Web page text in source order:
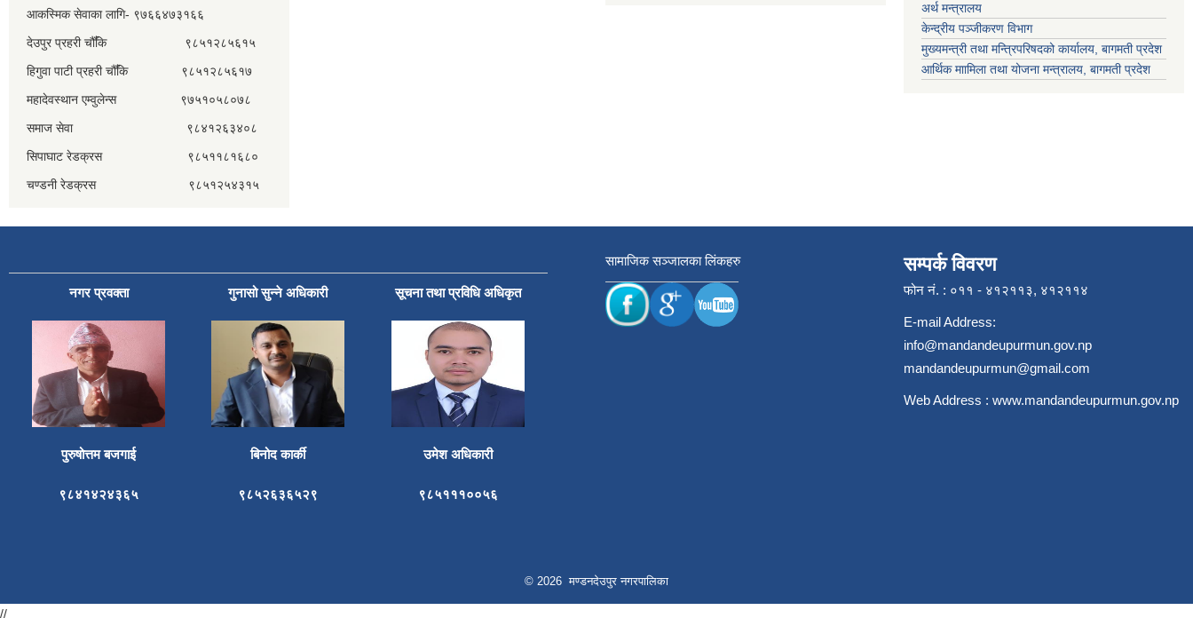
आकस्मिक सेवाका लागि- ९७६६४७३१६६
देउपुर प्रहरी चौँकि ९८५१२८५६१५
हिगुवा पाटी प्रहरी चौँकि ९८५१२८५६१७
महादेवस्थान एम्वुलेन्स ९७५१०५८०७८
समाज सेवा ९८४१२६३४०८
सिपाघाट रेडक्रस ९८५११८१६८०
चण्डनी रेडक्रस ९८५१२५४३१५
अर्थ मन्त्रालय
केन्द्रीय पञ्जीकरण विभाग
मुख्यमन्त्री तथा मन्त्रिपरिषदको कार्यालय, बागमती प्रदेश
आर्थिक माामिला तथा योजना मन्त्रालय, बागमती प्रदेश
नगर प्रवक्ता गुनासो सुन्ने अधिकारी सूचना तथा प्रविधि अधिकृत
पुरुषोत्तम बजगाई बिनोद कार्की उमेश अधिकारी
९८४१४२४३६५ ९८५२६३६५२९ ९८५१११००५६
सामाजिक सञ्जालका लिंकहरु सम्पर्क विवरण
फोन नं. : ०११ - ४१२११३, ४१२११४
E-mail Address:
info@mandandeupurmun.gov.np
mandandeupurmun@gmail.com
Web Address : www.mandandeupurmun.gov.np
© 2026 मण्डनदेउपुर नगरपालिका
//